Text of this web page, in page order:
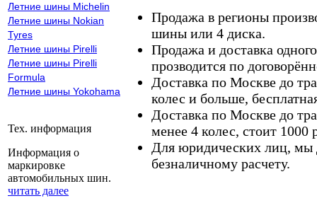
Летние шины Michelin
Летние шины Nokian
Tyres
Летние шины Pirelli
Летние шины Pirelli
Formula
Летние шины Yokohama
Тех. информация
Информация о
маркировке
автомобильных шин.
читать далее
Продажа в регионы
шины или 4 диска.
Продажа и доставка
прозводится по
Доставка по Москве до
колес и больше,
Доставка по Москве до
менее 4 колес, стоит 1000
Для юридических лиц, мы
безналичному расчету.